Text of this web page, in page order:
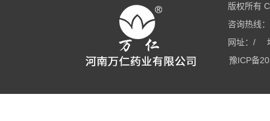
版权所有
咨询热线
网址：/
豫ICP备